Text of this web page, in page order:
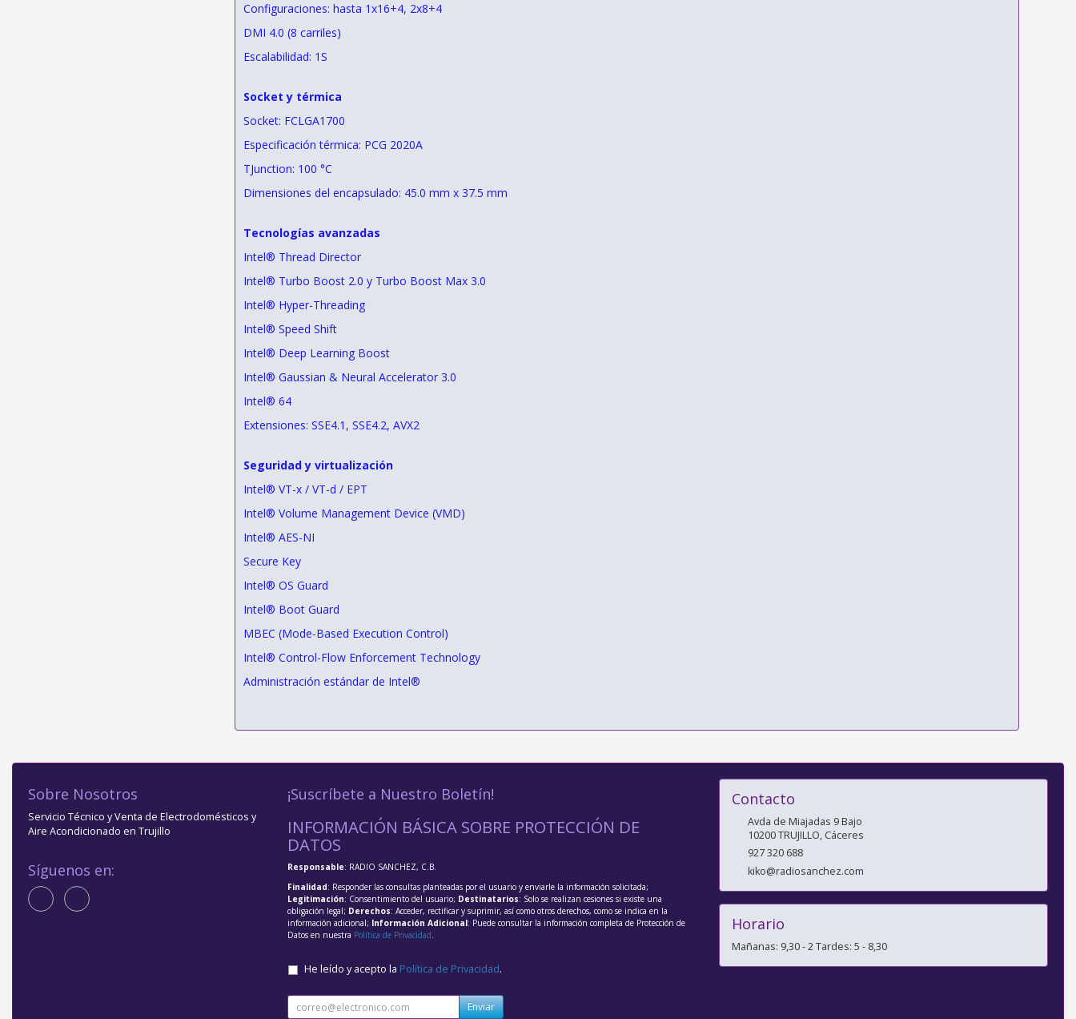
Configuraciones: hasta 1x16+4, 2x8+4
DMI 4.0 (8 carriles)
Escalabilidad: 1S
Socket y térmica
Socket: FCLGA1700
Especificación térmica: PCG 2020A
TJunction: 100 °C
Dimensiones del encapsulado: 45.0 mm x 37.5 mm
Tecnologías avanzadas
Intel® Thread Director
Intel® Turbo Boost 2.0 y Turbo Boost Max 3.0
Intel® Hyper-Threading
Intel® Speed Shift
Intel® Deep Learning Boost
Intel® Gaussian & Neural Accelerator 3.0
Intel® 64
Extensiones: SSE4.1, SSE4.2, AVX2
Seguridad y virtualización
Intel® VT-x / VT-d / EPT
Intel® Volume Management Device (VMD)
Intel® AES-NI
Secure Key
Intel® OS Guard
Intel® Boot Guard
MBEC (Mode-Based Execution Control)
Intel® Control-Flow Enforcement Technology
Administración estándar de Intel®
Sobre Nosotros
Servicio Técnico y Venta de Electrodomésticos y
Aire Acondicionado en Trujillo
Síguenos en:
¡Suscríbete a Nuestro Boletín!
INFORMACIÓN BÁSICA SOBRE PROTECCIÓN DE
DATOS
Responsable: RADIO SANCHEZ, C.B.
Finalidad: Responder las consultas planteadas por el usuario y enviarle la información solicitada;
Legitimación: Consentimiento del usuario; Destinatarios: Solo se realizan cesiones si existe una
obligación legal; Derechos: Acceder, rectificar y suprimir, así como otros derechos, como se indica en la
información adicional; Información Adicional: Puede consultar la información completa de Protección de
Datos en nuestra Política de Privacidad.
He leído y acepto la Política de Privacidad.
Enviar
Contacto
Avda de Miajadas 9 Bajo
10200TRUJILLO, Cáceres
927 320 688
kiko@radiosanchez.com
Horario
Mañanas: 9,30 - 2 Tardes: 5 - 8,30